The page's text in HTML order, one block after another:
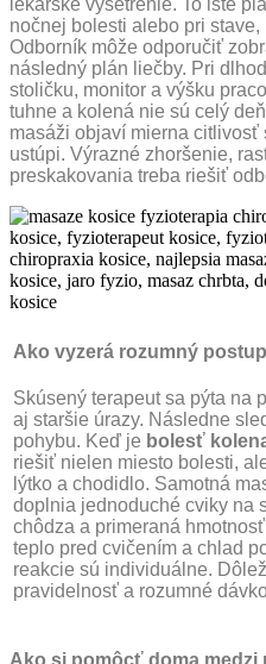
nočnej bolesti alebo pri
Odborník môže odporučiť
následný plán liečby. Pri
stoličku, monitor a výšku
tuhne a kolená nie sú celý
masáži objaví mierna citlivosť
ustúpi. Výrazné zhoršenie,
preskakovania treba riešiť
Ako vyzerá rozumný postup
Skúsený terapeut sa pýta na
aj staršie úrazy. Následne
pohybu. Keď je bolesť
riešiť nielen miesto bolesti,
lýtko a chodidlo. Samotná
doplnia jednoduché cviky na
chôdza a primeraná
teplo pred cvičením a chlad
reakcie sú individuálne.
pravidelnosť a rozumné